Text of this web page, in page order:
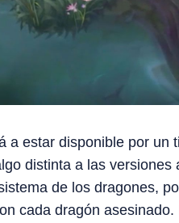
a estar disponible por
distinta a las
de los dragones,
cada dragón